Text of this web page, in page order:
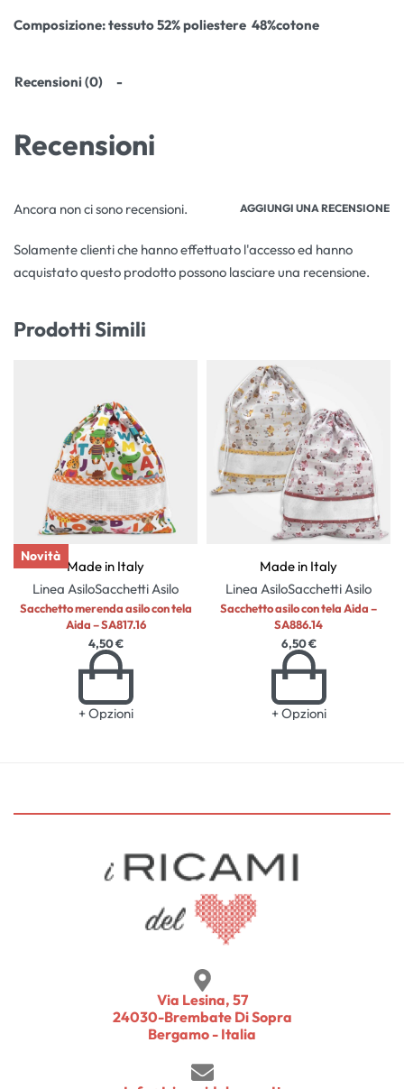
Composizione:tessuto 52% poliestere 48%cotone
Recensioni (0)
Recensioni
Ancora non ci sono recensioni. AGGIUNGI UNA RECENSIONE
Solamente clienti che hanno effettuato l'accesso ed hanno
acquistato questo prodotto possono lasciare una recensione.
Prodotti Simili
Novità
Made in Italy
Linea AsiloSacchetti Asilo
Sacchetto merenda asilo con tela
Aida – SA817.16
4,50€
+ Opzioni
Made in Italy
Linea AsiloSacchetti Asilo
Sacchetto asilo con tela Aida –
SA886.14
6,50€
+ Opzioni
Via Lesina, 57
24030-Brembate Di Sopra
Bergamo - Italia